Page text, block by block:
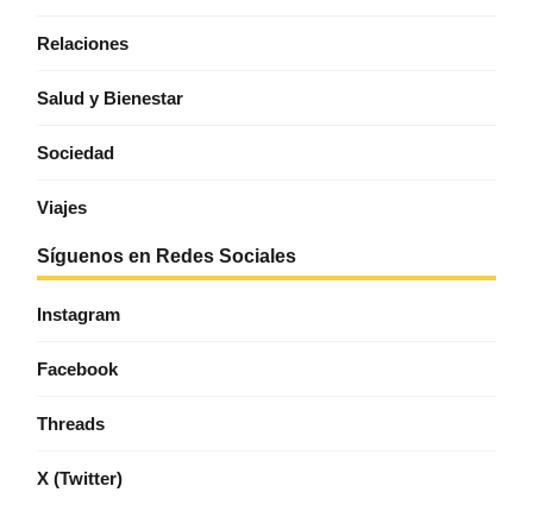
Relaciones
Salud y Bienestar
Sociedad
Viajes
Síguenos en Redes Sociales
Instagram
Facebook
Threads
X (Twitter)